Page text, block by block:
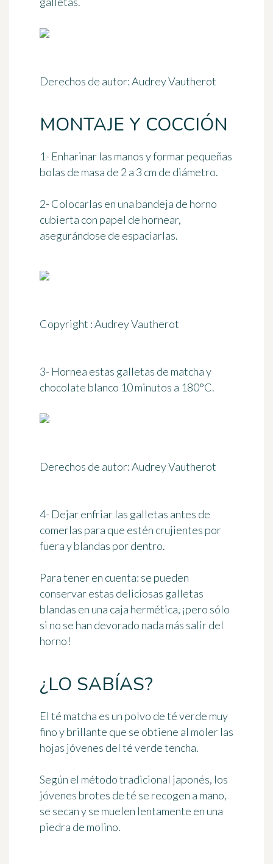
Derechos de autor: Audrey Vautherot
MONTAJE Y COCCIÓN
1- Enharinar las manos y formar pequeñas
bolas de masa de 2 a 3 cm de diámetro.
2- Colocarlas en una bandeja de horno
cubierta con papel de hornear,
asegurándose de espaciarlas.
Copyright : Audrey Vautherot
3- Hornea estas galletas de matcha y
chocolate blanco 10 minutos a 180°C.
Derechos de autor: Audrey Vautherot
4- Dejar enfriar las galletas antes de
comerlas para que estén crujientes por
fuera y blandas por dentro.
Para tener en cuenta: se pueden
conservar estas deliciosas galletas
blandas en una caja hermética, ¡pero sólo
si no se han devorado nada más salir del
horno!
¿LO SABÍAS?
El té matcha es un polvo de té verde muy
fino y brillante que se obtiene al moler las
hojas jóvenes del té verde tencha.
Según el método tradicional japonés, los
jóvenes brotes de té se recogen a mano,
se secan y se muelen lentamente en una
piedra de molino.